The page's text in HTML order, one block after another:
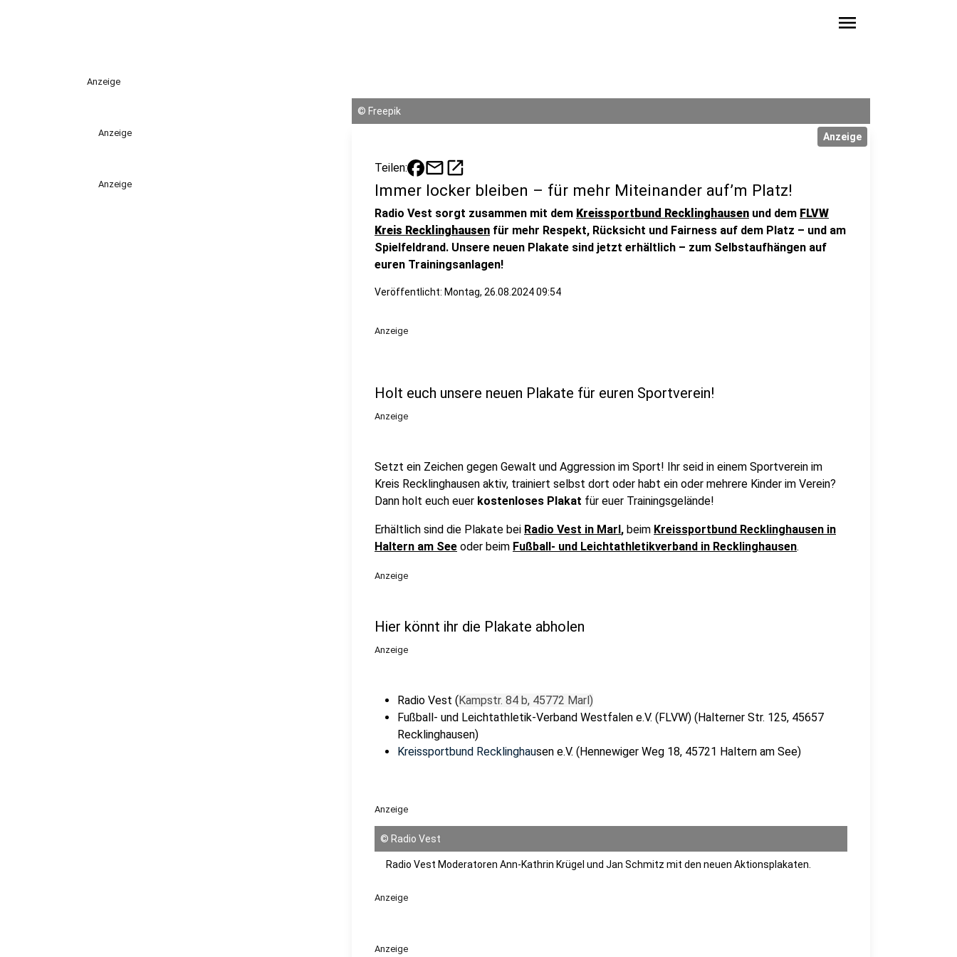
menu
Anzeige
Anzeige
Anzeige
Anzeige
© Freepik
Teilen: mailopen_in_new
Immer locker bleiben – für mehr Miteinander auf’m Platz!
Radio Vest sorgt zusammen mit dem Kreissportbund Recklinghausen und dem FLVW
Kreis Recklinghausen für mehr Respekt, Rücksicht und Fairness auf dem Platz – und am
Spielfeldrand. Unsere neuen Plakate sind jetzt erhältlich – zum Selbstaufhängen auf
euren Trainingsanlagen!
Veröffentlicht: Montag, 26.08.2024 09:54
Anzeige
Holt euch unsere neuen Plakate für euren Sportverein!
Anzeige
Setzt ein Zeichen gegen Gewalt und Aggression im Sport! Ihr seid in einem Sportverein im
Kreis Recklinghausen aktiv, trainiert selbst dort oder habt ein oder mehrere Kinder im Verein?
Dann holt euch euer kostenloses Plakat für euer Trainingsgelände!
Erhältlich sind die Plakate bei Radio Vest in Marl, beim Kreissportbund Recklinghausen in
Haltern am See oder beim Fußball- und Leichtathletikverband in Recklinghausen.
Anzeige
Hier könnt ihr die Plakate abholen
Anzeige
Radio Vest (Kampstr. 84 b, 45772 Marl)
Fußball- und Leichtathletik-Verband Westfalen e.V. (FLVW) (Halterner Str. 125, 45657
Recklinghausen)
Kreissportbund Recklinghausen e.V. (Hennewiger Weg 18, 45721 Haltern am See)
Anzeige
© Radio Vest
Radio Vest Moderatoren Ann-Kathrin Krügel und Jan Schmitz mit den neuen Aktionsplakaten.
Anzeige
Anzeige